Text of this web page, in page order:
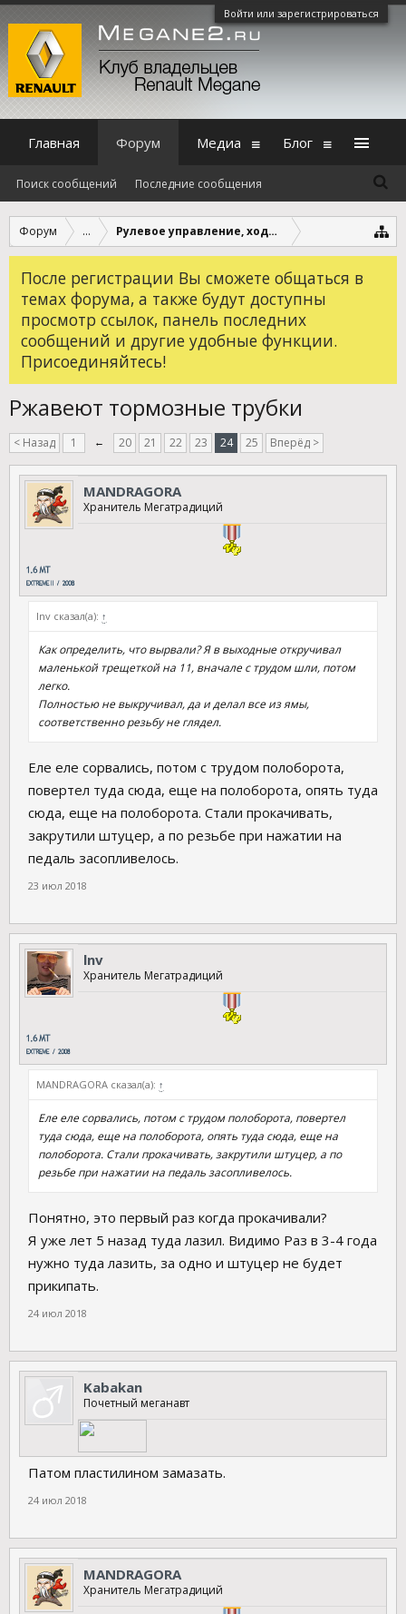
Войти или зарегистрироваться
Форум ... Рулевое управление, ходовая, трансмиссия,
После регистрации Вы сможете общаться в
темах форума, а также будут доступны
просмотр ссылок, панель последних
сообщений и другие удобные функции.
Присоединяйтесь!
Ржавеют тормозные трубки
< Назад 1 ← 20 21 22 23 24 25 Вперёд >
MANDRAGORA
Хранитель Мегатрадиций
lnv сказал(а): ↑
Как определить, что вырвали? Я в выходные откручивал
маленькой трещеткой на 11, вначале с трудом шли, потом
легко.
Полностью не выкручивал, да и делал все из ямы,
соответственно резьбу не глядел.
Еле еле сорвались, потом с трудом полоборота,
повертел туда сюда, еще на полоборота, опять туда
сюда, еще на полоборота. Стали прокачивать,
закрутили штуцер, а по резьбе при нажатии на
педаль засопливелось.
23 июл 2018
lnv
Хранитель Мегатрадиций
MANDRAGORA сказал(а): ↑
Еле еле сорвались, потом с трудом полоборота, повертел
туда сюда, еще на полоборота, опять туда сюда, еще на
полоборота. Стали прокачивать, закрутили штуцер, а по
резьбе при нажатии на педаль засопливелось.
Понятно, это первый раз когда прокачивали?
Я уже лет 5 назад туда лазил. Видимо Раз в 3-4 года
нужно туда лазить, за одно и штуцер не будет
прикипать.
24 июл 2018
Kabakan
Почетный меганавт
Патом пластилином замазать.
24 июл 2018
MANDRAGORA
Хранитель Мегатрадиций
Главная Форум
Поиск сообщений Последние сообщения
Медиа Блог